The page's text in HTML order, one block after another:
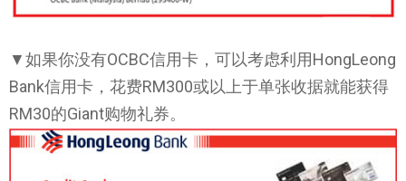
▼如果你没有OCBC信用卡，可以考虑利用HongLeong
Bank信用卡，花费RM300或以上于单张收据就能获得
RM30的Giant购物礼券。